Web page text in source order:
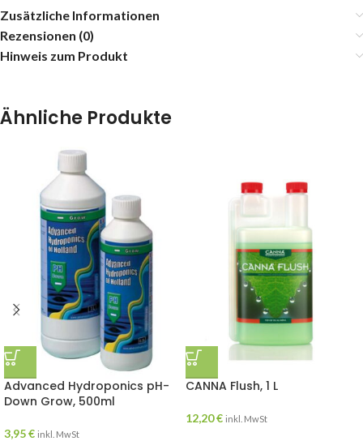
Zusätzliche Informationen
Rezensionen (0)
Hinweis zum Produkt
Ähnliche Produkte
Advanced Hydroponics pH-
Down Grow, 500ml
3,95€ inkl. MwSt
CANNA Flush, 1 L
12,20€ inkl. MwSt